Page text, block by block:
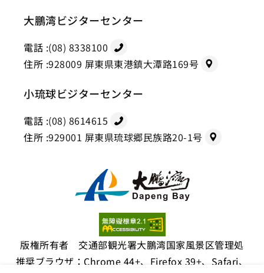
大鵬湾ビジターセンター
電話 :(08) 8338100
住所 :928009 屏東県東港鎮大潭路169号
小琉球ビジターセンター
電話 :(08) 8614615
住所 :929001 屏東県琉球郷民族路20-1号
版権所有者 交通部観光署大鵬湾国家風景区管理処
推奨ブラウザ：Chrome 44+、Firefox 39+、Safari、